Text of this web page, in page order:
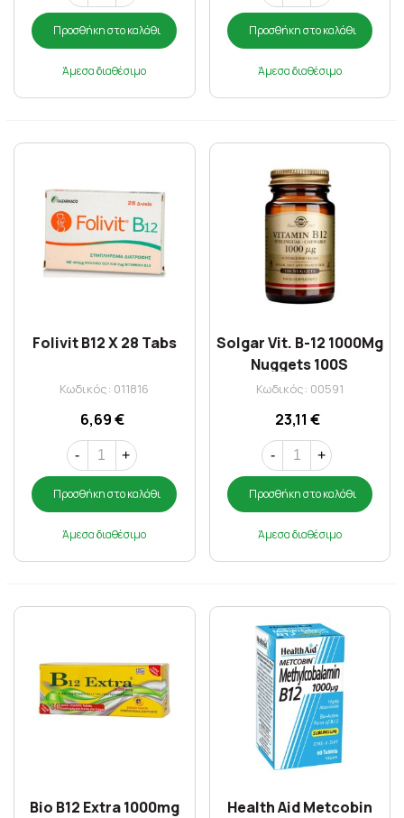
Προσθήκη στο καλάθι
Άμεσα διαθέσιμο
Προσθήκη στο καλάθι
Άμεσα διαθέσιμο
Folivit B12 X 28 Tabs
Κωδικός: 011816
6,69 €
- +
Προσθήκη στο καλάθι
Άμεσα διαθέσιμο
Solgar Vit. B-12 1000Μg
Nuggets 100S
Κωδικός: 00591
23,11 €
- +
Προσθήκη στο καλάθι
Άμεσα διαθέσιμο
Bio B12 Extra 1000mg
Health Aid Metcobin